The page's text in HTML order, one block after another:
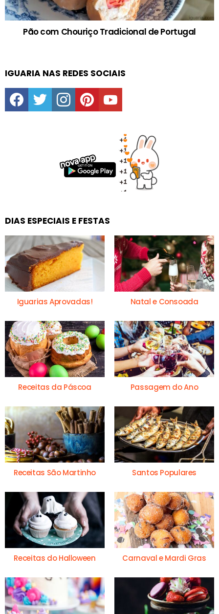
Pão com Chouriço Tradicional de Portugal
IGUARIA NAS REDES SOCIAIS
facebooktwitter instagrampinterestyoutube
DIAS ESPECIAIS E FESTAS
Iguarias Aprovadas! Natal e Consoada
Receitas da Páscoa Passagem do Ano
Receitas São Martinho Santos Populares
Receitas do Halloween Carnaval e Mardi Gras